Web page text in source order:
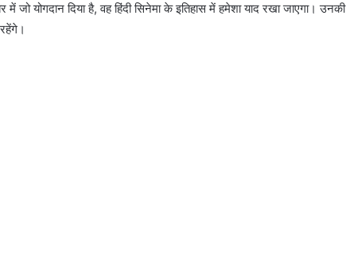
जो योगदान दिया है, वह हिंदी सिनेमा के इतिहास में हमेशा याद रखा जाएगा। उनकी